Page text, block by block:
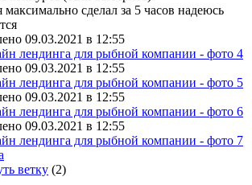
максимально сделал за 5 часов надеюсь
09.03.2021 в 12:55
09.03.2021 в 12:55
09.03.2021 в 12:55
09.03.2021 в 12:55
ветку (2)